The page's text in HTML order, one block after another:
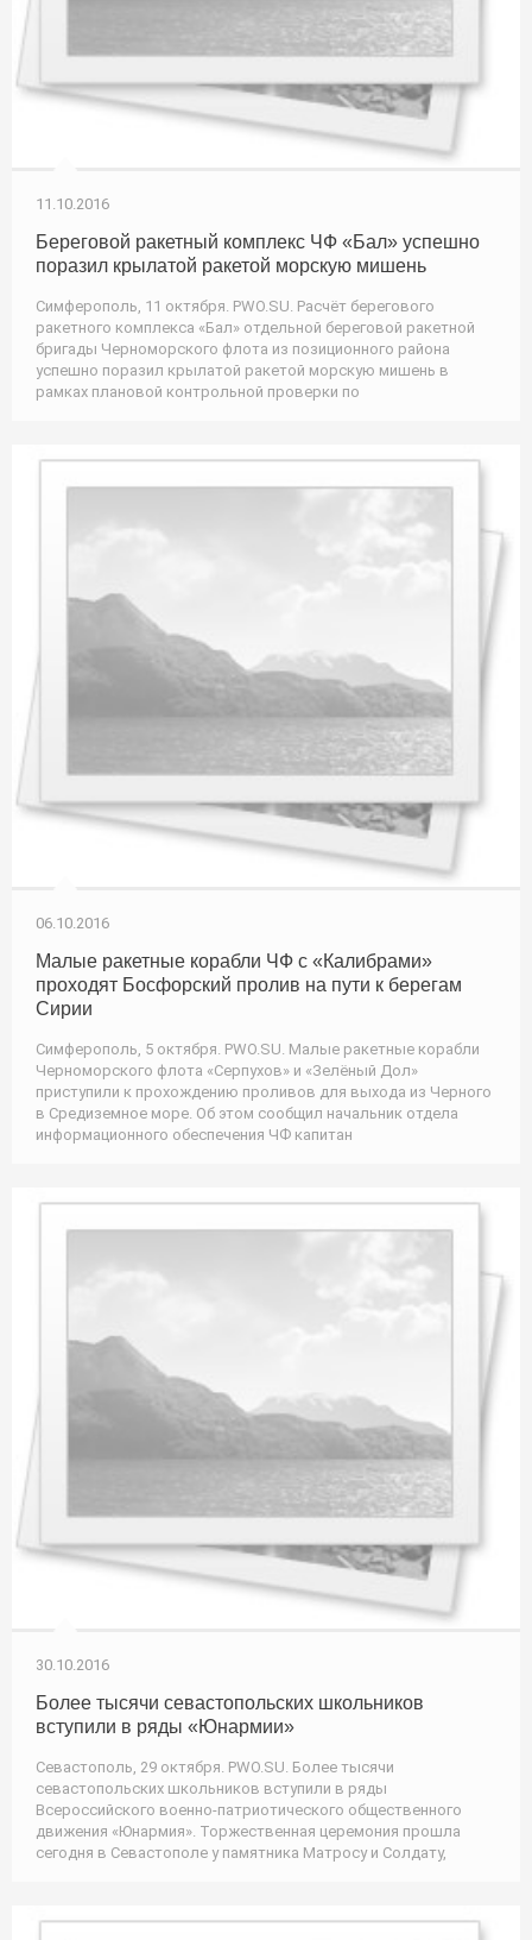
11.10.2016
Береговой ракетный комплекс ЧФ «Бал» успешно
поразил крылатой ракетой морскую мишень
Симферополь, 11 октября. PWO.SU. Расчёт берегового
ракетного комплекса «Бал» отдельной береговой ракетной
бригады Черноморского флота из позиционного района
успешно поразил крылатой ракетой морскую мишень в
рамках плановой контрольной проверки по
06.10.2016
Малые ракетные корабли ЧФ с «Калибрами»
проходят Босфорский пролив на пути к берегам
Сирии
Симферополь, 5 октября. PWO.SU. Малые ракетные корабли
Черноморского флота «Серпухов» и «Зелёный Дол»
приступили к прохождению проливов для выхода из Черного
в Средиземное море. Об этом сообщил начальник отдела
информационного обеспечения ЧФ капитан
30.10.2016
Более тысячи севастопольских школьников
вступили в ряды «Юнармии»
Севастополь, 29 октября. PWO.SU. Более тысячи
севастопольских школьников вступили в ряды
Всероссийского военно-патриотического общественного
движения «Юнармия». Торжественная церемония прошла
сегодня в Севастополе у памятника Матросу и Солдату,